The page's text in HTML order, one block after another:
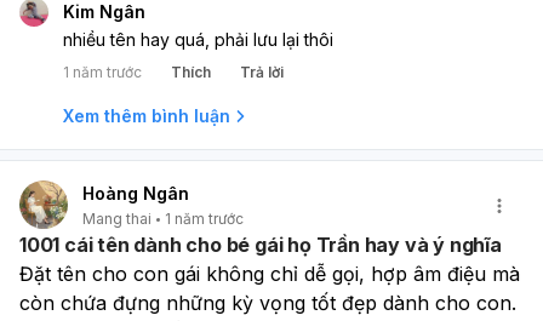
Kim Ngân
nhiều tên hay quá, phải lưu lại thôi
1 năm trước Thích Trả lời
Xem thêm bình luận
Hoàng Ngân
Mang thai 1 năm trước
1001 cái tên dành cho bé gái họ Trần hay và ý nghĩa
Đặt tên cho con gái không chỉ dễ gọi, hợp âm điệu mà
còn chứa đựng những kỳ vọng tốt đẹp dành cho con.